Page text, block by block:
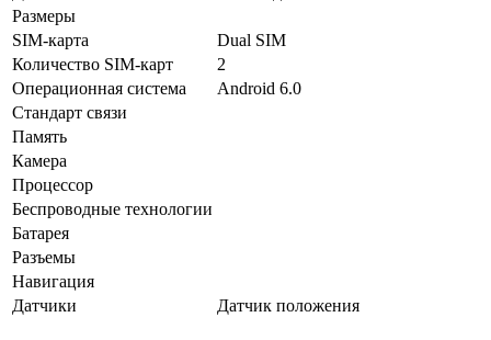
Размеры
SIM-карта
Dual SIM
Количество SIM-карт
2
Операционная система
Android 6.0
Стандарт связи
Память
Камера
Процессор
Беспроводные технологии
Батарея
Разъемы
Навигация
Датчики
Датчик положения